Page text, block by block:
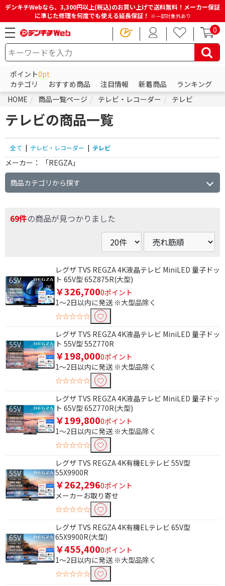
デンキチWebなら、3,300円以上(税込)のお買い上げで送料無料！メーカー保証
に準じた修理を何度でも使える延長保証！ ※一部対象外あり
0
ポイント0pt
カテゴリ
おすすめ商品 注目情報 新着商品
ランキング
HOME
商品一覧ページ テレビ・レコーダー テレビ
テレビの商品一覧
全て | テレビ・レコーダー | テレビ
メーカー：
「REGZA」
商品カテゴリから探す
69件の商品が見つかりました
レグザ TVS REGZA 4K液晶テレビ MiniLED 量子ドッ
ト 65V型 65Z875R(大型)
￥326,7000ポイント
1～2日以内に発送 ※大型品除く
☆☆☆☆☆
レグザ TVS REGZA 4K液晶テレビ MiniLED 量子ドッ
ト 55V型 55Z770R
￥198,0000ポイント
1～2日以内に発送 ※大型品除く
☆☆☆☆☆
レグザ TVS REGZA 4K液晶テレビ MiniLED 量子ドッ
ト 65V型 65Z770R(大型)
￥199,8000ポイント
1～2日以内に発送 ※大型品除く
☆☆☆☆☆
レグザ TVS REGZA 4K有機ELテレビ 55V型
55X9900R
￥262,2960ポイント
メーカーお取り寄せ
☆☆☆☆☆
レグザ TVS REGZA 4K有機ELテレビ 65V型
65X9900R(大型)
￥455,4000ポイント
1～2日以内に発送 ※大型品除く
☆☆☆☆☆